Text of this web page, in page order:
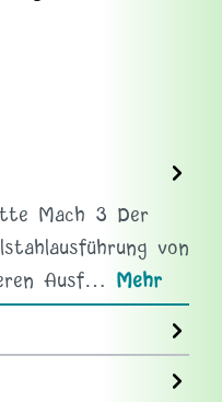
Mach 3 Der
von
Ausf… Mehr